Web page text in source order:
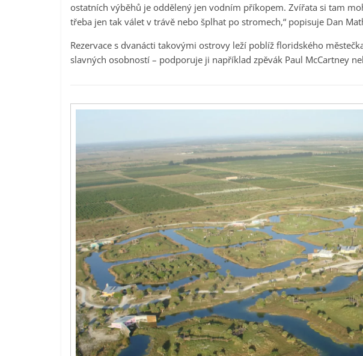
ostatních výběhů je oddělený jen vodním příkopem. Zvířata si tam
třeba jen tak válet v trávě nebo šplhat po stromech,“ popisuje Dan
Rezervace s dvanácti takovými ostrovy leží poblíž floridského
slavných osobností – podporuje ji například zpěvák Paul McCartney